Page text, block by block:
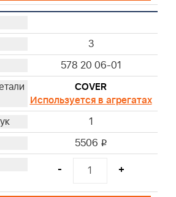
3
578 20 06-01
COVER
Используется в агрегатах
1
5506 i
- +